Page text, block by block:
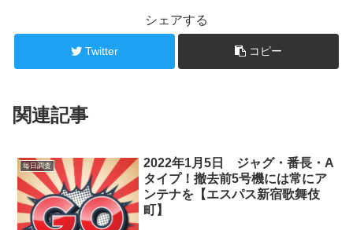
シェアする
Twitter コピー
関連記事
毎日調査
2022年1月5日 ジャグ・番長・A
タイプ！撤去前5号機には常にア
ンテナを【エスパス新宿歌舞伎
町】